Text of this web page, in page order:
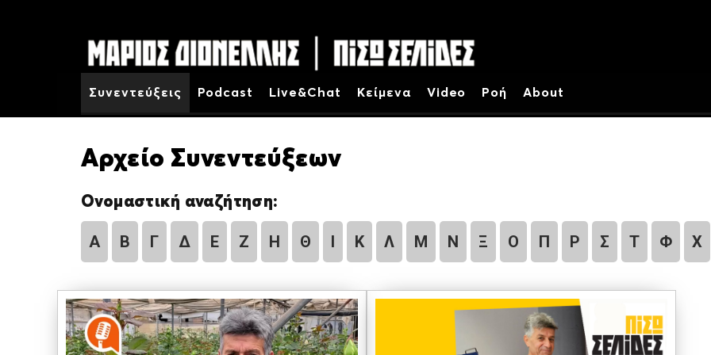
Συνεντεύξεις Podcast Live&Chat Κείμενα Video Ροή About
Αρχείο Συνεντεύξεων
Ονομαστική αναζήτηση:
Α Β Γ Δ Ε Ζ Η Θ Ι Κ Λ Μ Ν Ξ Ο Π Ρ Σ Τ Φ Χ